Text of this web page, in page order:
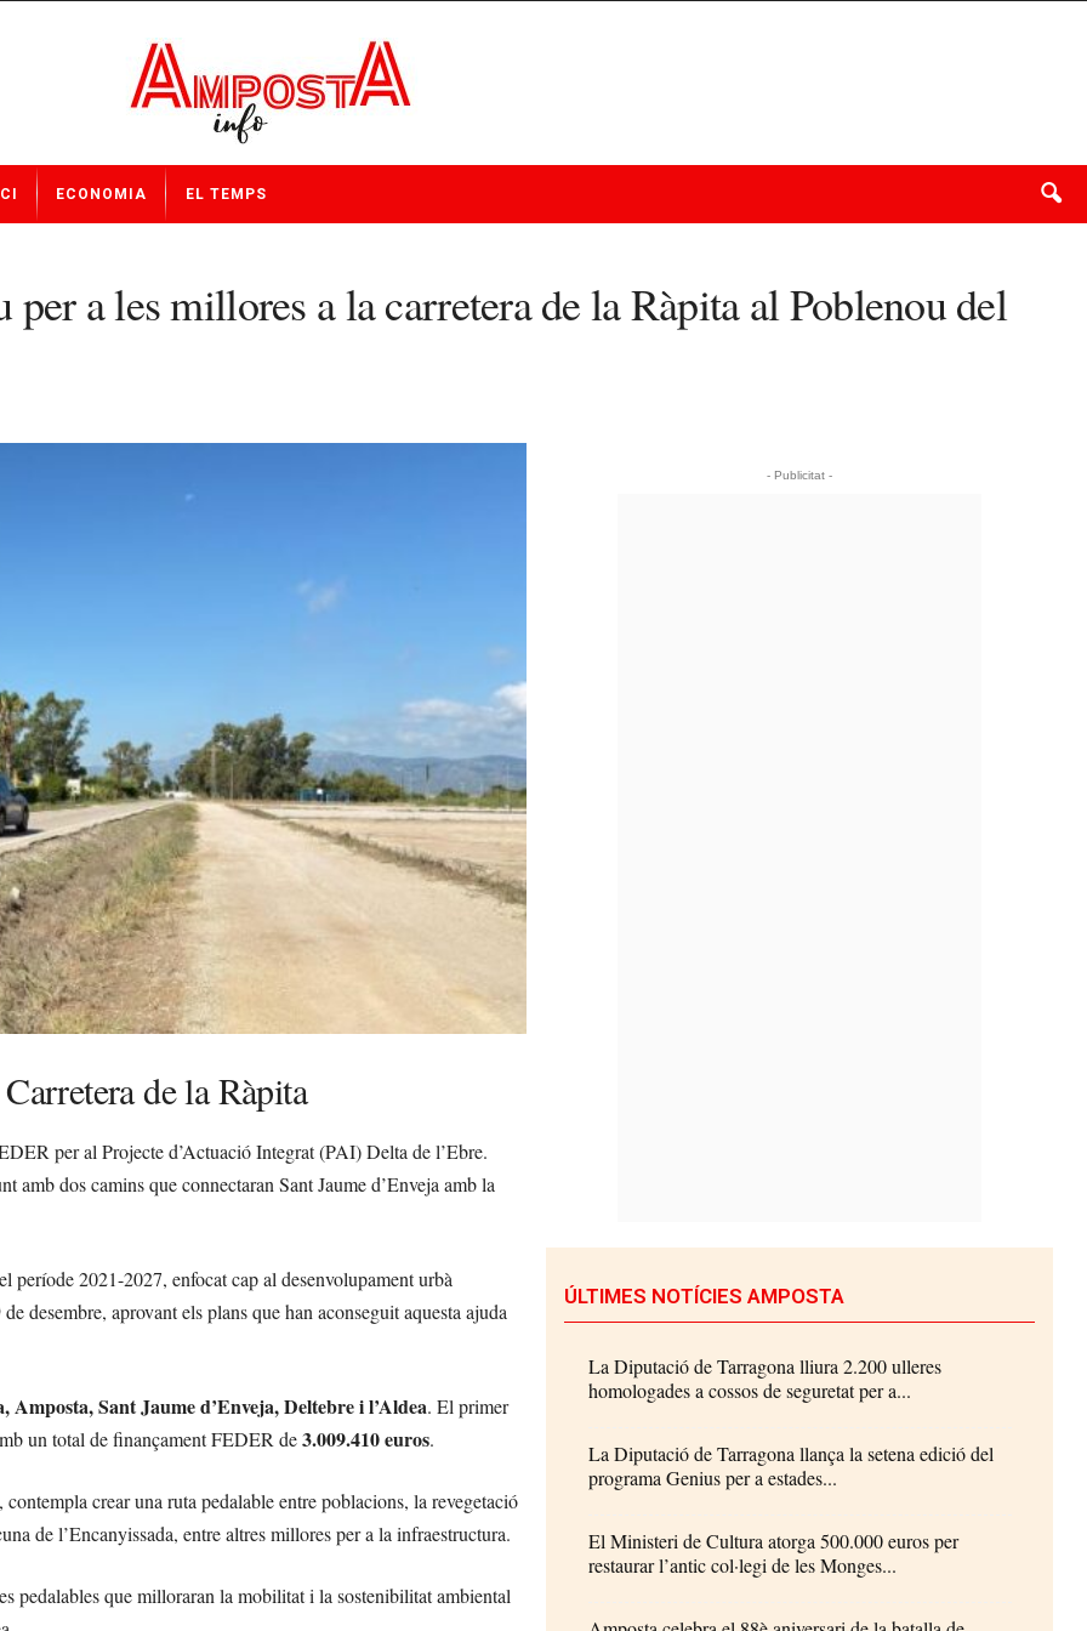
ECONOMIA EL TEMPS
a les millores a la carretera de la Ràpita al Poblenou del
de la Ràpita
per al Projecte d’Actuació Integrat (PAI) Delta de l’Ebre.
dos camins que connectaran Sant Jaume d’Enveja amb la
període 2021-2027, enfocat cap al desenvolupament urbà
desembre, aprovant els plans que han aconseguit aquesta ajuda
Amposta, Sant Jaume d’Enveja, Deltebre i l’Aldea. El primer
un total de finançament FEDER de3.009.410 euros.
crear una ruta pedalable entre poblacions, la revegetació
de l’Encanyissada, entre altres millores per a la infraestructura.
pedalables que milloraran la mobilitat i la sostenibilitat ambiental
- Publicitat -
ÚLTIMES NOTÍCIES AMPOSTA
La Diputació de Tarragona lliura 2.200 ulleres
homologades a cossos de seguretat per a...
La Diputació de Tarragona llança la setena edició del
programa Genius per a estades...
El Ministeri de Cultura atorga 500.000 euros per
restaurar l’antic col·legi de les Monges...